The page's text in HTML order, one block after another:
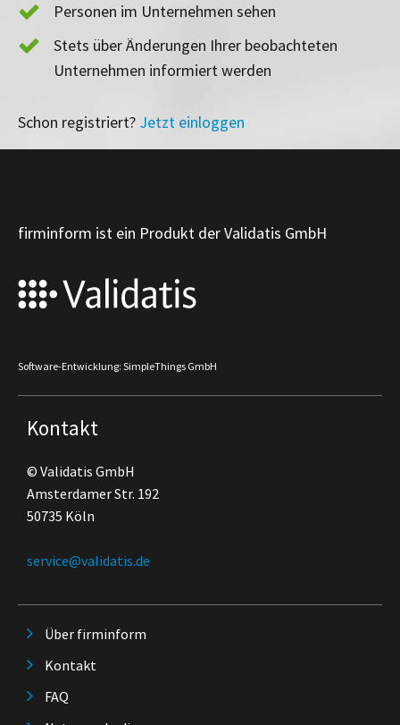
Personen im Unternehmen sehen
Stets über Änderungen Ihrer beobachteten
Unternehmen informiert werden
Schon registriert? Jetzt einloggen
firminform ist ein Produkt der Validatis GmbH
Software-Entwicklung: SimpleThings GmbH
Kontakt
© Validatis GmbH
Amsterdamer Str. 192
50735 Köln
service@validatis.de
Über firminform
Kontakt
FAQ